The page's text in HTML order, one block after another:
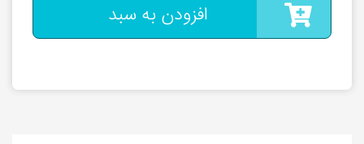
افزودن به سبد